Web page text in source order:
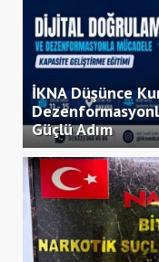
İKNA Düşünce
Güçlü Adım